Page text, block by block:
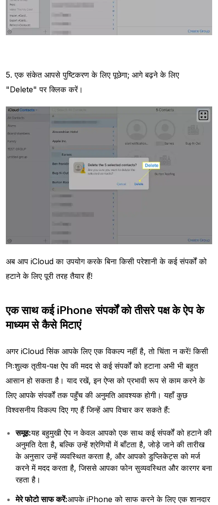
5. एक संकेत आपसे पुष्टिकरण के लिए पूछेगा; आगे बढ़ने के लिए
"Delete" पर क्लिक करें।
अब आप iCloud का उपयोग करके बिना किसी परेशानी के कई संपर्कों को
हटाने के लिए पूरी तरह तैयार हैं!
एक साथ कई iPhone संपर्कों को तीसरे पक्ष के ऐप के
माध्यम से कैसे मिटाएं
अगर iCloud सिंक आपके लिए एक विकल्प नहीं है, तो चिंता न करें! किसी
निःशुल्क तृतीय-पक्ष ऐप की मदद से कई संपर्कों को हटाना अभी भी बहुत
आसान हो सकता है। याद रखें, इन ऐप्स को प्रभावी रूप से काम करने के
लिए आपके संपर्कों तक पहुँच की अनुमति आवश्यक होगी। यहाँ कुछ
विश्वसनीय विकल्प दिए गए हैं जिन्हें आप विचार कर सकते हैं:
समूह:यह बहुमुखी ऐप न केवल आपको एक साथ कई संपर्कों को हटाने की
अनुमति देता है, बल्कि उन्हें श्रेणियों में बाँटता है, जोड़े जाने की तारीख
के अनुसार उन्हें व्यवस्थित करता है, और आपको डुप्लिकेट्स को मर्ज
करने में मदद करता है, जिससे आपका फोन सुव्यवस्थित और कारगर बना
रहता है।
मेरे फोटो साफ करें:आपके iPhone को साफ करने के लिए एक शानदार